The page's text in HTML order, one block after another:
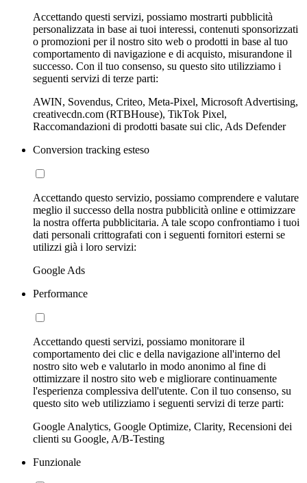
Accettando questi servizi, possiamo mostrarti pubblicità
personalizzata in base ai tuoi interessi, contenuti sponsorizzati
o promozioni per il nostro sito web o prodotti in base al tuo
comportamento di navigazione e di acquisto, misurandone il
successo. Con il tuo consenso, su questo sito utilizziamo i
seguenti servizi di terze parti:
AWIN, Sovendus, Criteo, Meta-Pixel, Microsoft Advertising,
creativecdn.com (RTBHouse), TikTok Pixel,
Raccomandazioni di prodotti basate sui clic, Ads Defender
Conversion tracking esteso
Accettando questo servizio, possiamo comprendere e valutare
meglio il successo della nostra pubblicità online e ottimizzare
la nostra offerta pubblicitaria. A tale scopo confrontiamo i tuoi
dati personali crittografati con i seguenti fornitori esterni se
utilizzi già i loro servizi:
Google Ads
Performance
Accettando questi servizi, possiamo monitorare il
comportamento dei clic e della navigazione all'interno del
nostro sito web e valutarlo in modo anonimo al fine di
ottimizzare il nostro sito web e migliorare continuamente
l'esperienza complessiva dell'utente. Con il tuo consenso, su
questo sito web utilizziamo i seguenti servizi di terze parti:
Google Analytics, Google Optimize, Clarity, Recensioni dei
clienti su Google, A/B-Testing
Funzionale